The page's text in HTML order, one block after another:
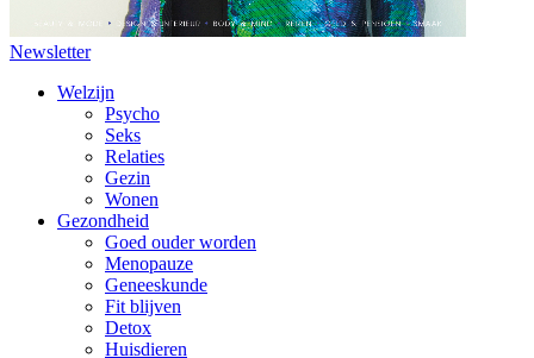
Newsletter
Welzijn
Psycho
Seks
Relaties
Gezin
Wonen
Gezondheid
Goed ouder worden
Menopauze
Geneeskunde
Fit blijven
Detox
Huisdieren